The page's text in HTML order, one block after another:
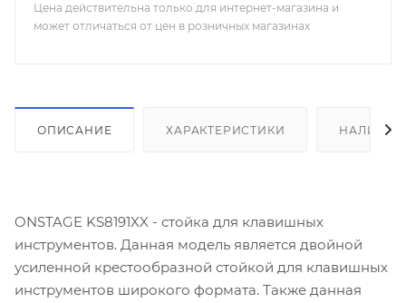
Цена действительна только для интернет-магазина и
может отличаться от цен в розничных магазинах
ОПИСАНИЕ ХАРАКТЕРИСТИКИ НАЛИЧИЕ
ONSTAGE KS8191XX - стойка для клавишных
инструментов. Данная модель является двойной
усиленной крестообразной стойкой для клавишных
инструментов широкого формата. Также данная